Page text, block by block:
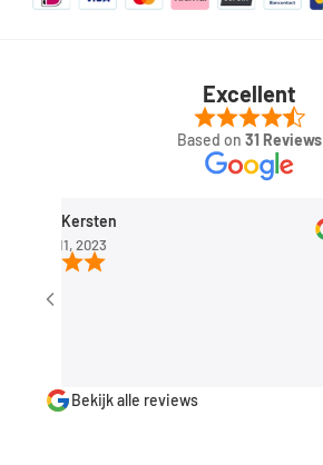
Excellent
Based on 31 Reviews
Rob Kersten
Sep 11, 2023
Bekijk alle reviews